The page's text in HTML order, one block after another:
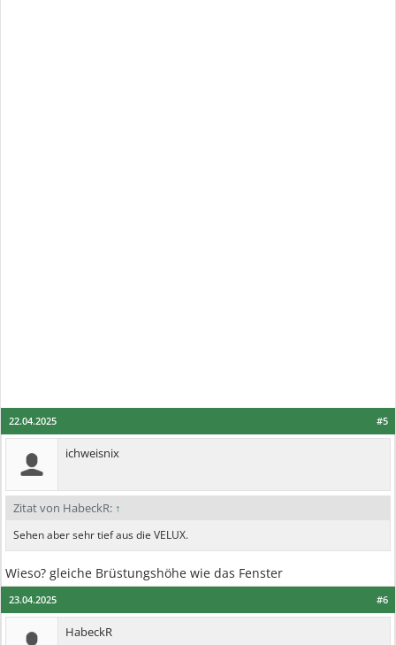
#5
22.04.2025
ichweisnix
Zitat von HabeckR: ↑
Sehen aber sehr tief aus die VELUX.
Wieso? gleiche Brüstungshöhe wie das Fenster
#6
23.04.2025
HabeckR